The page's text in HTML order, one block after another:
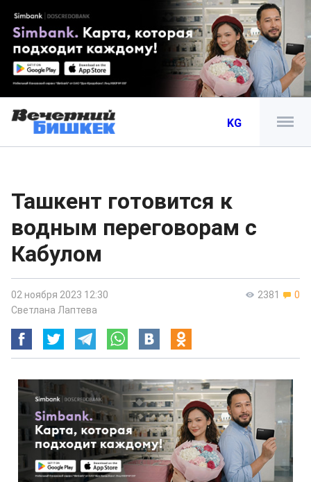
KG
Ташкент готовится к
водным переговорам с
Кабулом
2381 0
02 ноября 2023 12:30
Светлана Лаптева